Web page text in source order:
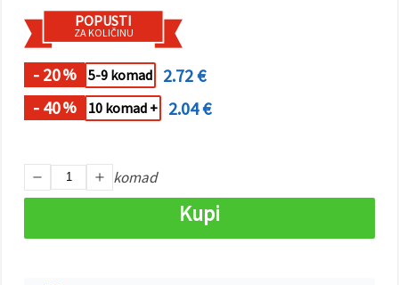
preferencije
Postavkama
odabirom
određene
kolačića i
klikom na
gumb
Prihvati
Postavke
POPUSTI
ZA KOLIČINU
- 20% 5-9 komad
2.72 €
- 40% 10 komad + 2.04 €
komad
Kupi